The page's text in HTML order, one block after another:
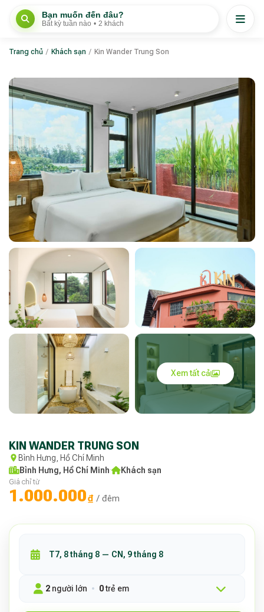
Bạn muốn đến đâu?
Bất kỳ tuần nào • 2 khách
Trang chủ / Khách sạn / Kin Wander Trung Son
Xem tất cả
KIN WANDER TRUNG SON
Bình Hưng, Hồ Chí Minh
Bình Hưng, Hồ Chí Minh· Khách sạn
Giá chỉ từ
1.000.000₫ / đêm
2 người lớn 0trẻ em